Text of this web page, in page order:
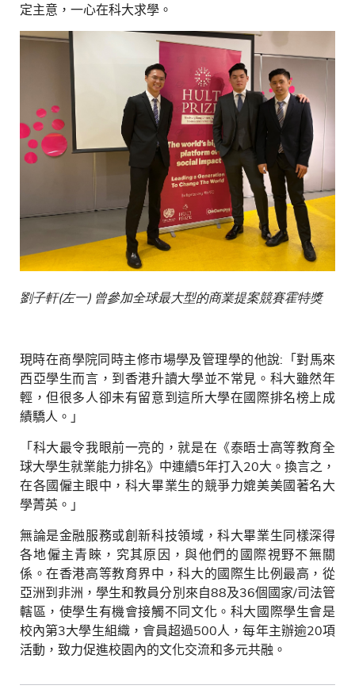
定主意，一心在科大求學。
劉子軒(左一) 曾參加全球最大型的商業提案競賽霍特獎
現時在商學院同時主修市場學及管理學的他說: 「對馬來
西亞學生而言，到香港升讀大學並不常見。科大雖然年
輕，但很多人卻未有留意到這所大學在國際排名榜上成
績驕人。」
「科大最令我眼前一亮的，就是在《泰晤士高等教育全
球大學生就業能力排名》中連續5年打入20大。換言之，
在各國僱主眼中，科大畢業生的競爭力媲美美國著名大
學菁英。」
無論是金融服務或創新科技領域，科大畢業生同樣深得
各地僱主青睞，究其原因，與他們的國際視野不無關
係。在香港高等教育界中，科大的國際生比例最高，從
亞洲到非洲，學生和教員分別來自88及36個國家/司法管
轄區，使學生有機會接觸不同文化。科大國際學生會是
校內第3大學生組織，會員超過500人，每年主辦逾20項
活動，致力促進校園內的文化交流和多元共融。